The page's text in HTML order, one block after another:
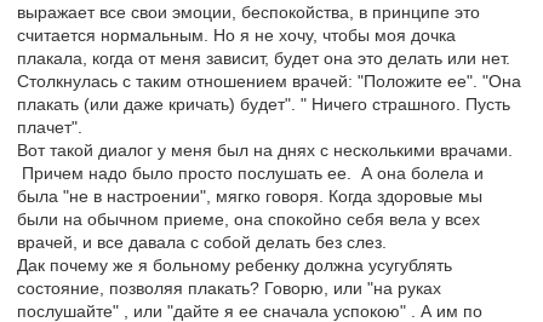
выражает все свои эмоции, беспокойства, в принципе это
считается нормальным. Но я не хочу, чтобы моя дочка
плакала, когда от меня зависит, будет она это делать или нет.
Столкнулась с таким отношением врачей: "Положите ее". "Она
плакать (или даже кричать) будет". " Ничего страшного. Пусть
плачет".
Вот такой диалог у меня был на днях с несколькими врачами.
Причем надо было просто послушать ее. А она болела и
была "не в настроении", мягко говоря. Когда здоровые мы
были на обычном приеме, она спокойно себя вела у всех
врачей, и все давала с собой делать без слез.
Дак почему же я больному ребенку должна усугублять
состояние, позволяя плакать? Говорю, или "на руках
послушайте" , или "дайте я ее сначала успокою" . А им по